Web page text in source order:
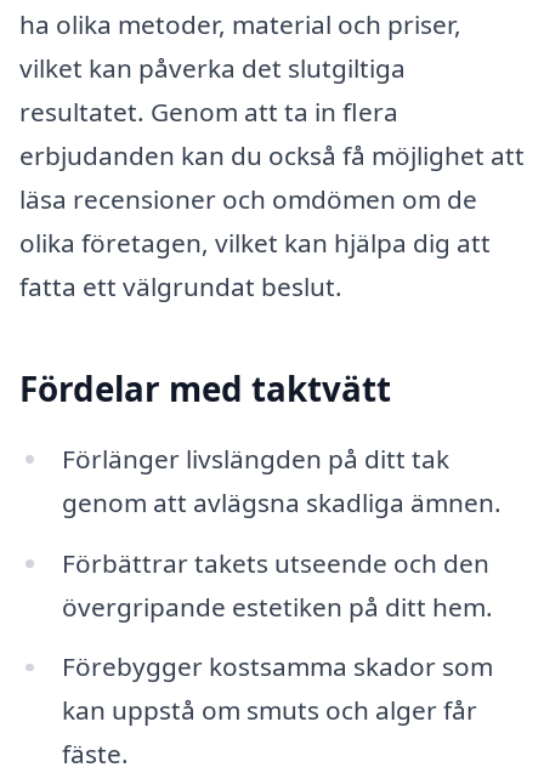
ha olika metoder, material och priser,
vilket kan påverka det slutgiltiga
resultatet. Genom att ta in flera
erbjudanden kan du också få möjlighet att
läsa recensioner och omdömen om de
olika företagen, vilket kan hjälpa dig att
fatta ett välgrundat beslut.
Fördelar med taktvätt
Förlänger livslängden på ditt tak
genom att avlägsna skadliga ämnen.
Förbättrar takets utseende och den
övergripande estetiken på ditt hem.
Förebygger kostsamma skador som
kan uppstå om smuts och alger får
fäste.